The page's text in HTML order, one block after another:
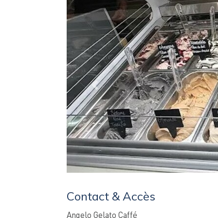
Previous
Contact & Accès
Angelo Gelato Caffé